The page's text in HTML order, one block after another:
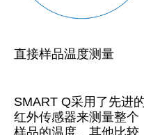
直接样品温度测量
SMART Q采用了先进
红外传感器来测量整个
样品的温度。其他比较